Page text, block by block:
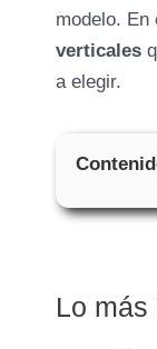
modelo.
verticales
a elegir.
Lo más